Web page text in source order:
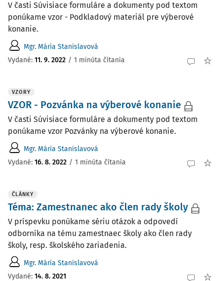
V časti Súvisiace formuláre a dokumenty pod textom
ponúkame vzor - Podkladový materiál pre výberové
konanie.
Mgr. Mária Stanislavová
Vydané: 11. 9. 2022 / 1 minúta čítania
VZORY
VZOR - Pozvánka na výberové konanie
V časti Súvisiace formuláre a dokumenty pod textom
ponúkame vzor Pozvánky na výberové konanie.
Mgr. Mária Stanislavová
Vydané: 16. 8. 2022 / 1 minúta čítania
ČLÁNKY
Téma: Zamestnanec ako člen rady školy
V príspevku ponúkame sériu otázok a odpovedí
odborníka na tému zamestnaec školy ako člen rady
školy, resp. školského zariadenia.
Mgr. Mária Stanislavová
Vydané: 14. 8. 2021